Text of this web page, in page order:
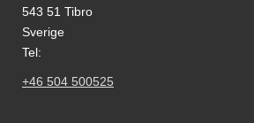
543 51 Tibro
Sverige
Tel:
+46 504 500525